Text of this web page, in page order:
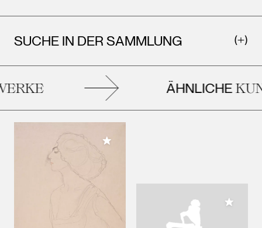
SUCHE IN DER SAMMLUNG
ÄHNLICHE
Meiner Sammlung hinzufügen
Meiner